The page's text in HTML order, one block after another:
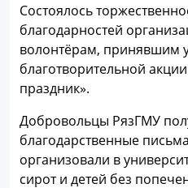
Состоялось
благодарностей
волонтёрам, принявшим
благотворительной
праздник».
Добровольцы РязГМУ
благодарственные
организовали в
сирот и детей без